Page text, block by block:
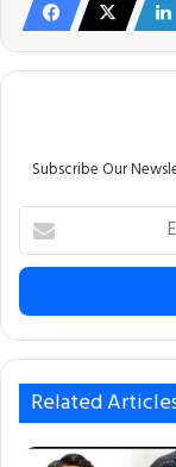
Subscribe Our
t
r
y
r Related